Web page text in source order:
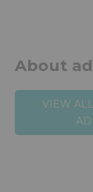
About
VIEW